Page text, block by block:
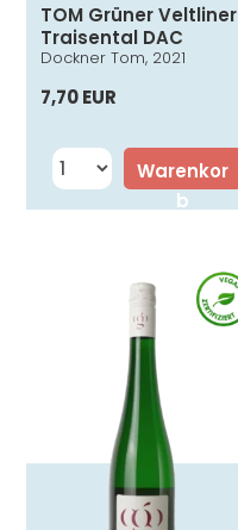
TOM Grüner Veltliner
Traisental DAC
Dockner Tom, 2021
7,70 EUR
Warenkor
b